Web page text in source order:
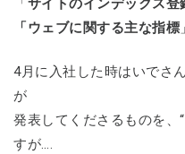
「サイトのインデックス登
「ウェブに関する主な指標
4月に入社した時はいでさ
が
発表してくださるものを、
すが….